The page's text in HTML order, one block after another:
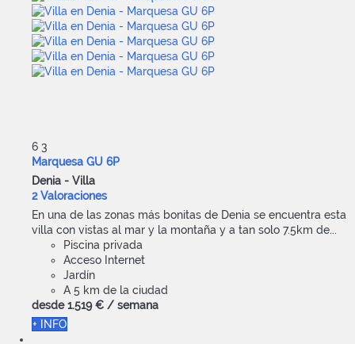
6 3
Marquesa GU 6P
Denia - Villa
2 Valoraciones
En una de las zonas más bonitas de Denia se encuentra esta
villa con vistas al mar y la montaña y a tan solo 7.5km de...
Piscina privada
Acceso Internet
Jardín
A 5 km de la ciudad
desde 1.519 € / semana
+ INFO